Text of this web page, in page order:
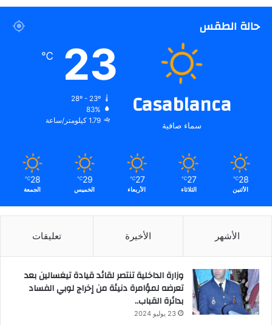
حالة الطقس
Casablanca
سماء صافية
23
℃
28º - 23º
83%
1.79 كيلومتر/ساعة
28
℃
الأثنين
27
℃
الثلاثاء
27
℃
الأربعاء
29
℃
الخميس
28
℃
الجمعة
الأشهر الأخيرة تعليقات
وزارة الداخلية تنتصر لقائد قيادة تيغسالين بعد
تعرضه لمؤامرة دنيئة من إخراج لوبي الفساد
بدائرة القباب..
23 يوليو 2024